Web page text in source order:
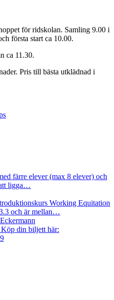
för ridskolan. Samling 9.00 i
första start ca 10.00.
ca 11.30.
Pris till bästa utklädnad i
färre elever (max 8 elever) och
ligga…
Working Equitation
och är mellan…
din biljett här: